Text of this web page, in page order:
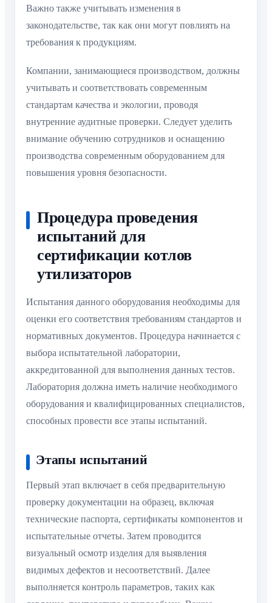
Важно также учитывать изменения в
законодательстве, так как они могут повлиять на
требования к продукциям.
Компании, занимающиеся производством, должны
учитывать и соответствовать современным
стандартам качества и экологии, проводя
внутренние аудитные проверки. Следует уделить
внимание обучению сотрудников и оснащению
производства современным оборудованием для
повышения уровня безопасности.
Процедура проведения
испытаний для
сертификации котлов
утилизаторов
Испытания данного оборудования необходимы для
оценки его соответствия требованиям стандартов и
нормативных документов. Процедура начинается с
выбора испытательной лаборатории,
аккредитованной для выполнения данных тестов.
Лаборатория должна иметь наличие необходимого
оборудования и квалифицированных специалистов,
способных провести все этапы испытаний.
Этапы испытаний
Первый этап включает в себя предварительную
проверку документации на образец, включая
технические паспорта, сертификаты компонентов и
испытательные отчеты. Затем проводится
визуальный осмотр изделия для выявления
видимых дефектов и несоответствий. Далее
выполняется контроль параметров, таких как